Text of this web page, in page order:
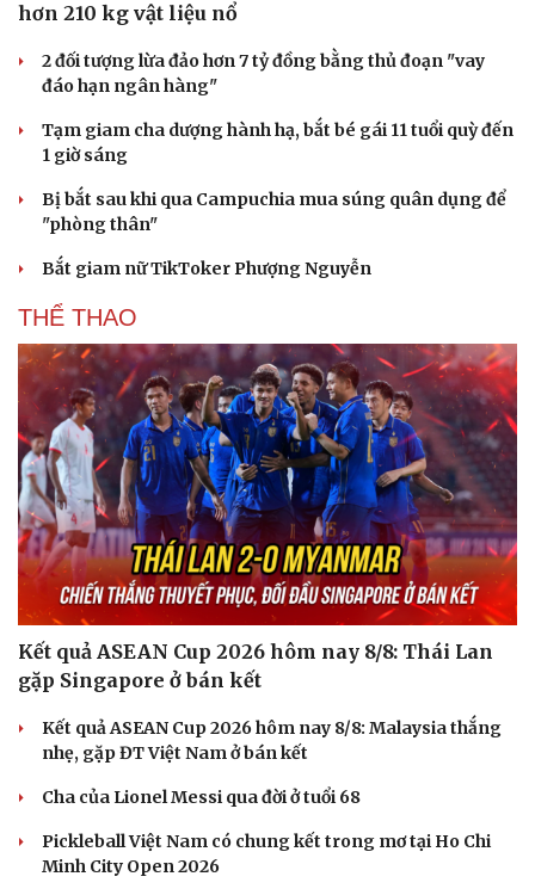
hơn 210 kg vật liệu nổ
2 đối tượng lừa đảo hơn 7 tỷ đồng bằng thủ đoạn "vay
đáo hạn ngân hàng"
Tạm giam cha dượng hành hạ, bắt bé gái 11 tuổi quỳ đến
1 giờ sáng
Bị bắt sau khi qua Campuchia mua súng quân dụng để
"phòng thân"
Bắt giam nữ TikToker Phượng Nguyễn
THỂ THAO
Kết quả ASEAN Cup 2026 hôm nay 8/8: Thái Lan
gặp Singapore ở bán kết
Kết quả ASEAN Cup 2026 hôm nay 8/8: Malaysia thắng
nhẹ, gặp ĐT Việt Nam ở bán kết
Cha của Lionel Messi qua đời ở tuổi 68
Pickleball Việt Nam có chung kết trong mơ tại Ho Chi
Minh City Open 2026